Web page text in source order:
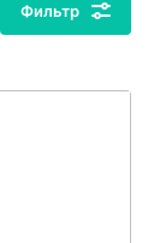
Фильтр